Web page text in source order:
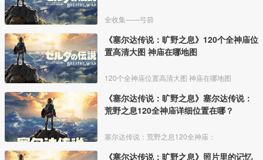
全收集——弓箭
《塞尔达传说：旷野之息》120个全神庙位
置高清大图 神庙在哪地图
120个全神庙位置高清大图 神庙在哪地图
《塞尔达传说：旷野之息》塞尔达传说：
荒野之息120全神庙详细位置在哪？
塞尔达传说：荒野之息120全神庙：
《塞尔达传说：旷野之息》照片里的记忆